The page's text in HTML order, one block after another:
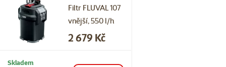
Filtr FLUVAL 107
vnější, 550 l/h
Cena
2 679 Kč
Skladem